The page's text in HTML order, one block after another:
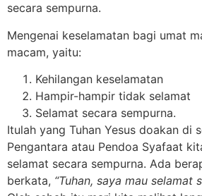
secara sempurna.
Mengenai keselamatan bagi umat
macam, yaitu:
Kehilangan keselamatan
Hampir-hampir tidak selamat
Selamat secara sempurna.
Itulah yang Tuhan Yesus doakan di
Pengantara atau Pendoa Syafaat
selamat secara sempurna. Ada
berkata, “Tuhan, saya mau selamat